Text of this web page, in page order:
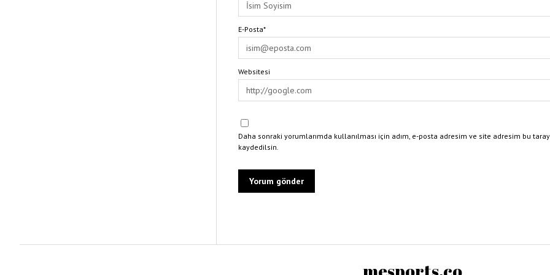
E-Posta*
Websitesi
Daha sonraki yorumlarımda kullanılması için adım, e-posta adresim ve site adresim bu
kaydedilsin.